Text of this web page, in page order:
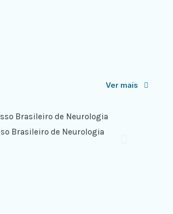
Ver mais
Brasileiro de Neurologia